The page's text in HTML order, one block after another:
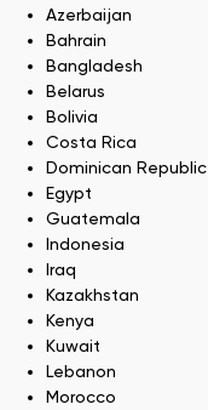
Azerbaijan
Bahrain
Bangladesh
Belarus
Bolivia
Costa Rica
Dominican Republic
Egypt
Guatemala
Indonesia
Iraq
Kazakhstan
Kenya
Kuwait
Lebanon
Morocco